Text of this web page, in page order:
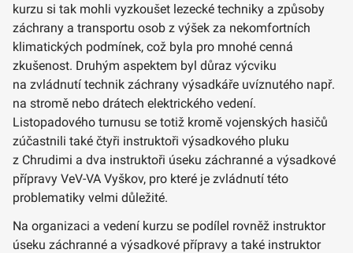
kurzu si tak mohli vyzkoušet lezecké techniky a způsoby
záchrany a transportu osob z výšek za nekomfortních
klimatických podmínek, což byla pro mnohé cenná
zkušenost. Druhým aspektem byl důraz výcviku
na zvládnutí technik záchrany výsadkáře uvíznutého např.
na stromě nebo drátech elektrického vedení.
Listopadového turnusu se totiž kromě vojenských hasičů
zúčastnili také čtyři instruktoři výsadkového pluku
z Chrudimi a dva instruktoři úseku záchranné a výsadkové
přípravy VeV-VA Vyškov, pro které je zvládnutí této
problematiky velmi důležité.
Na organizaci a vedení kurzu se podílel rovněž instruktor
úseku záchranné a výsadkové přípravy a také instruktor